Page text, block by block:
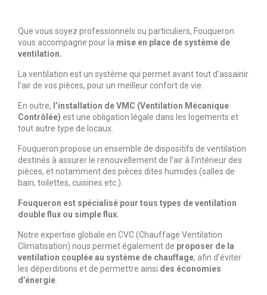
Que vous soyez professionnels ou particuliers, Fouqueron
vous accompagne pour la mise en place de système de
ventilation.
La ventilation est un système qui permet avant tout d’assainir
l’air de vos pièces, pour un meilleur confort de vie.
En outre, l’installation de VMC (Ventilation Mécanique
Contrôlée) est une obligation légale dans les logements et
tout autre type de locaux.
Fouqueron propose un ensemble de dispositifs de ventilation
destinés à assurer le renouvellement de l’air à l’intérieur des
pièces, et notamment des pièces dites humides (salles de
bain, toilettes, cuisines etc.).
Fouqueron est spécialisé pour tous types de ventilation
double flux ou simple flux.
Notre expertise globale en CVC (Chauffage Ventilation
Climatisation) nous permet également de proposer de la
ventilation couplée au système de chauffage, afin d’éviter
les déperditions et de permettre ainsi des économies
d’énergie